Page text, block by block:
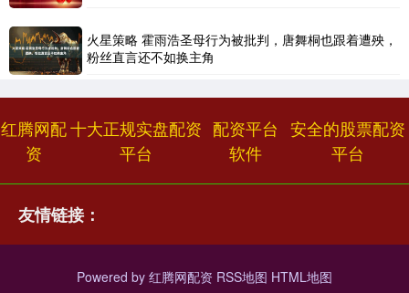
火星策略 霍雨浩圣母行为被批判，唐舞桐也跟着遭殃，
粉丝直言还不如换主角
红腾网配
资
十大正规实盘配资
平台
配资平台
软件
安全的股票配资
平台
友情链接：
Powered by 红腾网配资 RSS地图 HTML地图